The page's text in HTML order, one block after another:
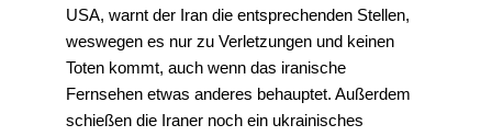
USA, warnt der Iran die entsprechenden Stellen,
weswegen es nur zu Verletzungen und keinen
Toten kommt, auch wenn das iranische
Fernsehen etwas anderes behauptet. Außerdem
schießen die Iraner noch ein ukrainisches